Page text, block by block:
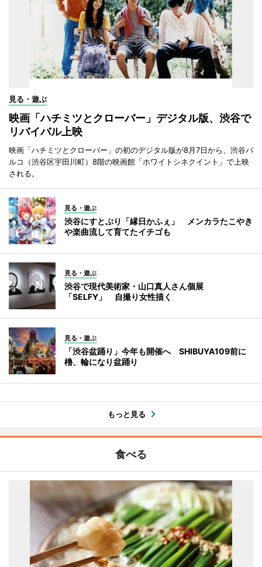
見る・遊ぶ
映画「ハチミツとクローバー」デジタル版、渋谷で
リバイバル上映
映画「ハチミツとクローバー」の初のデジタル版が8月7日から、渋谷パ
ルコ（渋谷区宇田川町）8階の映画館「ホワイトシネクイント」で上映
される。
見る・遊ぶ
渋谷にすとぷり「縁日かふぇ」 メンカラたこやき
や楽曲流して育てたイチゴも
見る・遊ぶ
渋谷で現代美術家・山口真人さん個展
「SELFY」 自撮り女性描く
見る・遊ぶ
「渋谷盆踊り」今年も開催へ SHIBUYA109前に
櫓、輪になり盆踊り
もっと見る
食べる